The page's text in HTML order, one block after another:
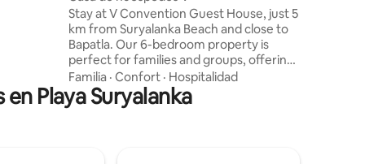
Stay at V Convention Guest House, just 5
km from Suryalanka Beach and close to
Bapatla. Our 6-bedroom property is
perfect for families and groups, offering
spacious halls for gatherings, a lush lawn
for kids’ play, and stylish interiors with
modern amenities. Guests enjoy private
Familia · Confort · Hospitalidad
Playa Suryalanka